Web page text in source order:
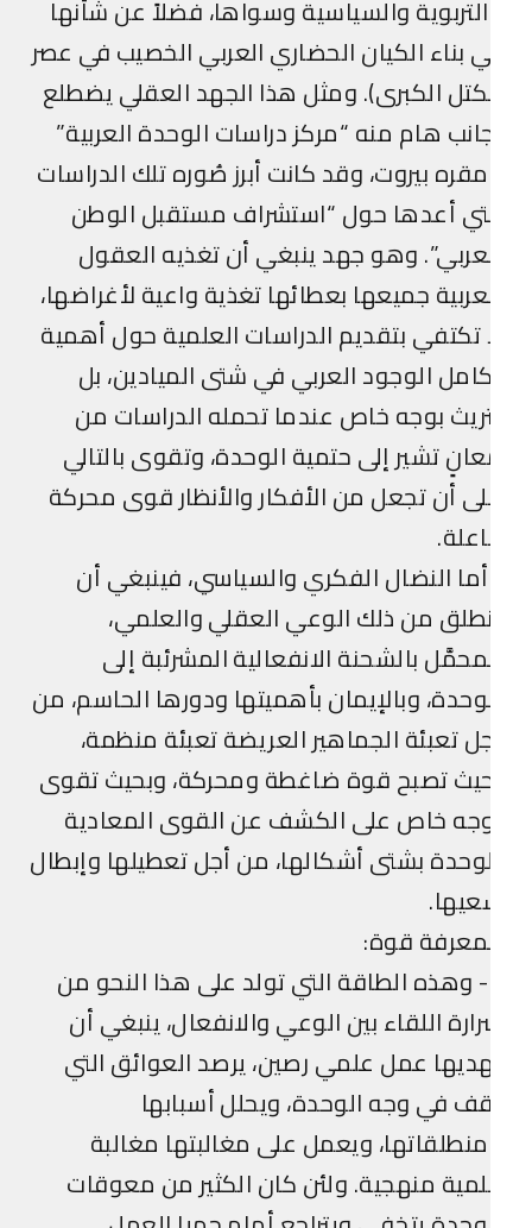
والسياسية وسواها، فضلاً عن شأنها
بناء الكيان الحضاري العربي الخصيب في عصر
الكبرى). ومثل هذا الجهد العقلي يضطلع
هام منه “مركز دراسات الوحدة العربية”
بيروت، وقد كانت أبرز صُوره تلك الدراسات
أعدها حول “استشراف مستقبل الوطن
وهو جهد ينبغي أن تغذيه العقول
جميعها بعطائها تغذية واعية لأغراضها،
تكتفي بتقديم الدراسات العلمية حول أهمية
الوجود العربي في شتى الميادين، بل
بوجه خاص عندما تحمله الدراسات من
تشير إلى حتمية الوحدة، وتقوى بالتالي
أن تجعل من الأفكار والأنظار قوى محركة
النضال الفكري والسياسي، فينبغي أن
من ذلك الوعي العقلي والعلمي،
بالشحنة الانفعالية المشرئبة إلى
وبالإيمان بأهميتها ودورها الحاسم، من
تعبئة الجماهير العريضة تعبئة منظمة،
تصبح قوة ضاغطة ومحركة، وبحيث تقوى
خاص على الكشف عن القوى المعادية
بشتى أشكالها، من أجل تعطيلها وإبطال
قوة:
7- وهذه الطاقة التي تولد على هذا النحو من
اللقاء بين الوعي والانفعال، ينبغي أن
عمل علمي رصين، يرصد العوائق التي
في وجه الوحدة، ويحلل أسبابها
ويعمل على مغالبتها مغالبة
منهجية. ولئن كان الكثير من معوقات